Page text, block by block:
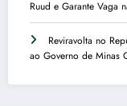
Ruud e Garante Vaga
Reviravolta no
ao Governo de Minas